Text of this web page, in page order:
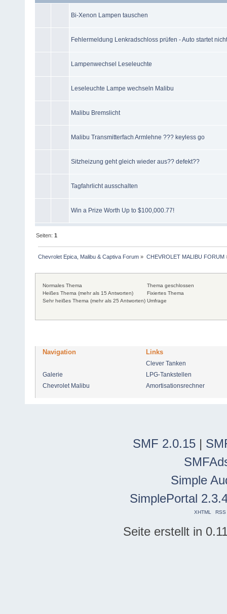
Bi-Xenon Lampen tauschen
Fehlermeldung Lenkradschloss prüfen - Auto startet nicht
Lampenwechsel Leseleuchte
Leseleuchte Lampe wechseln Malibu
Malibu Bremslicht
Malibu Transmitterfach Armlehne ??? keyless go
Sitzheizung geht gleich wieder aus?? defekt??
Tagfahrlicht ausschalten
Win a Prize Worth Up to $100,000.77!
Seiten:1
Chevrolet Epica, Malibu & Captiva Forum » CHEVROLET MALIBU FORUM
Normales Thema
Heißes Thema (mehr als 15 Antworten)
Sehr heißes Thema (mehr als 25 Antworten)
Thema geschlossen
Fixiertes Thema
Umfrage
Navigation Links
Clever Tanken
Galerie
LPG-Tankstellen
Chevrolet Malibu
Amortisationsrechner
SMF 2.0.15 |
Simple
SimplePortal
XHTML RSS
Seite erstellt in